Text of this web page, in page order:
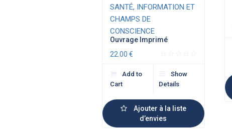
SANTÉ, INFORMATION ET
CHAMPS DE
CONSCIENCE
Ouvrage Imprimé
22.00 €
Add to
Cart
Show
Details
Ajouter à la liste
d’envies